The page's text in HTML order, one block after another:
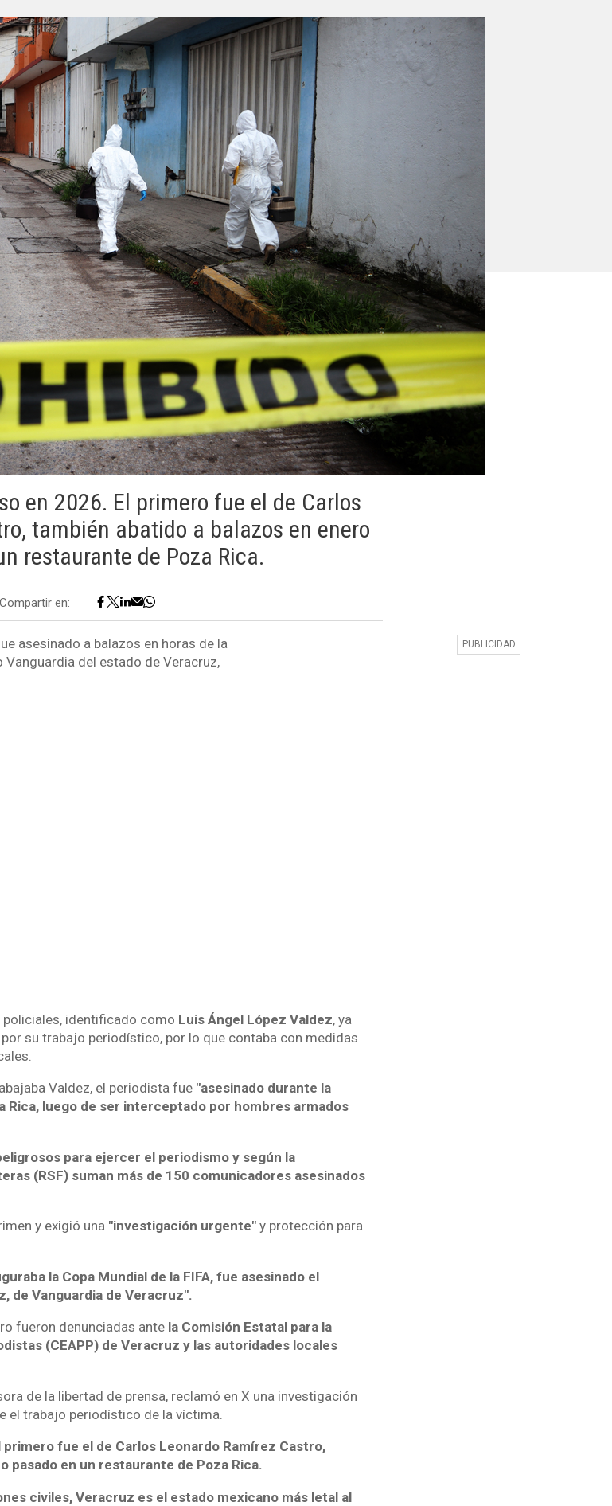
en 2026. El primero fue el de Carlos
también abatido a balazos en enero
restaurante de Poza Rica.
Compartir en:
asesinado a balazos en horas de la
del estado de Veracruz,
identificado como Luis Ángel López Valdez, ya
su trabajo periodístico, por lo que contaba con medidas
Valdez, el periodista fue"asesinado durante la
Rica, luego de ser interceptado por hombres armados
para ejercer el periodismo y según la
(RSF) suman más de 150 comunicadores asesinados
y exigió una "investigación urgente"y protección para
la Copa Mundial de la FIFA, fue asesinado el
de Vanguardia de Veracruz".
fueron denunciadas ante la Comisión Estatal para la
(CEAPP) de Veracruz y las autoridades locales
de la libertad de prensa, reclamó en X una investigación
el trabajo periodístico de la víctima.
primero fue el de Carlos Leonardo Ramírez Castro,
pasado en un restaurante de Poza Rica.
civiles, Veracruz es el estado mexicano más letal al